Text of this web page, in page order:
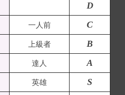
D
一人前 C
上級者 B
達人 A
英雄 S